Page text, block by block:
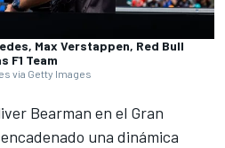
Max Verstappen, Red Bull
F1 Team
via Getty Images
Bearman en el Gran
una dinámica